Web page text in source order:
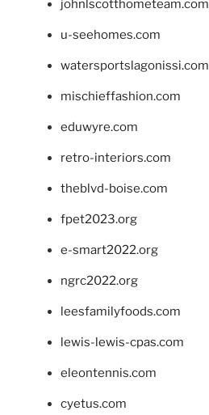
johnlscotthometeam.com
u-seehomes.com
watersportslagonissi.com
mischieffashion.com
eduwyre.com
retro-interiors.com
theblvd-boise.com
fpet2023.org
e-smart2022.org
ngrc2022.org
leesfamilyfoods.com
lewis-lewis-cpas.com
eleontennis.com
cyetus.com